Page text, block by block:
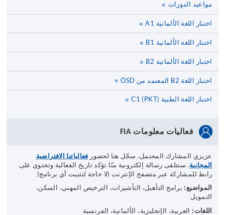
مواعيد الدورات
اختبار اللغة الألمانية A1
اختبار اللغة الألمانية B1
اختبار اللغة الألمانية B2
اختبار اللغة B2 المعتمد من ÖSD
اختبار اللغة الطبية C1 (PKT)
فعاليات معلومات FIA
عزيزي المشارك المحتمل، سجّل هنا لحضور فعالياتنا الافتراضية
المجانية . ستتلقى رسالة إلكترونية منّا تؤكد تاريخ الفعالية وتحتوي على
رابط للمشاركة عبر متصفح الإنترنت (لا حاجة لتثبيت أي برنامج(
المواضيع: برامج التأهيل، التأشيرات، الترخيص المهني، السكن،
التمويل
اللغات: العربية، الإنجليزية، الألمانية، الفرنسية